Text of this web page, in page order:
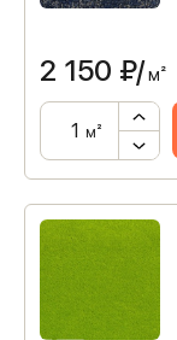
2 150 ₽/м²
м²